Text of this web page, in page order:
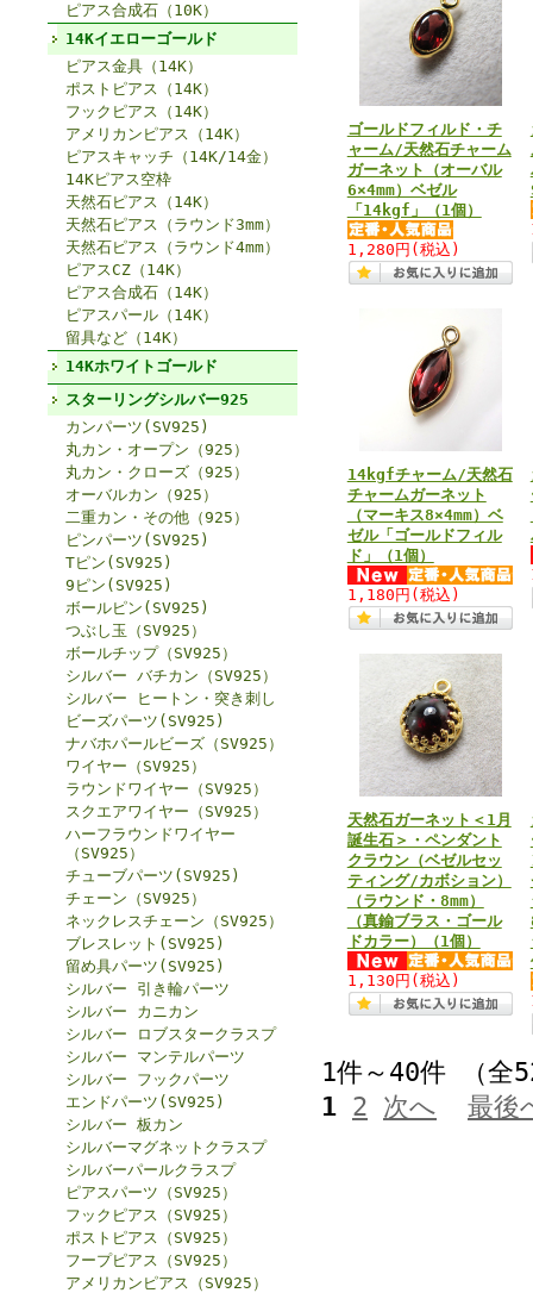
ピアス合成石（10K）
14Kイエローゴールド
ピアス金具（14K）
ポストピアス（14K）
フックピアス（14K）
アメリカンピアス（14K）
ピアスキャッチ（14K/14金）
14Kピアス空枠
天然石ピアス（14K）
天然石ピアス（ラウンド3mm）
天然石ピアス（ラウンド4mm）
ピアスCZ（14K）
ピアス合成石（14K）
ピアスパール（14K）
留具など（14K）
14Kホワイトゴールド
スターリングシルバー925
カンパーツ(SV925)
丸カン・オープン（925）
丸カン・クローズ（925）
オーバルカン（925）
二重カン・その他（925）
ピンパーツ(SV925)
Tピン(SV925)
9ピン(SV925)
ボールピン(SV925)
つぶし玉（SV925）
ボールチップ（SV925）
シルバー バチカン（SV925）
シルバー ヒートン・突き刺し
ビーズパーツ(SV925)
ナバホパールビーズ（SV925）
ワイヤー（SV925）
ラウンドワイヤー（SV925）
スクエアワイヤー（SV925）
ハーフラウンドワイヤー
（SV925）
チューブパーツ(SV925)
チェーン（SV925）
ネックレスチェーン（SV925）
ブレスレット(SV925)
留め具パーツ(SV925)
シルバー 引き輪パーツ
シルバー カニカン
シルバー ロブスタークラスプ
シルバー マンテルパーツ
シルバー フックパーツ
エンドパーツ(SV925)
シルバー 板カン
シルバーマグネットクラスプ
シルバーパールクラスプ
ピアスパーツ（SV925）
フックピアス（SV925）
ポストピアス（SV925）
フープピアス（SV925）
アメリカンピアス（SV925）
ゴールドフィルド・チ
ャーム/天然石チャーム
ガーネット（オーバル
6×4mm）ベゼル
「14kgf」（1個）
1,280円 (税込)
14kgfチャーム/天然石
チャームガーネット
（マーキス8×4mm）ベ
ゼル「ゴールドフィル
ド」（1個）
1,180円 (税込)
天然石ガーネット＜1月
誕生石＞・ペンダント
クラウン（ベゼルセッ
ティング/カボション）
（ラウンド・8mm）
（真鍮ブラス・ゴール
ドカラー）（1個）
1,130円 (税込)
1件～40件 （
1 2 次へ 最後